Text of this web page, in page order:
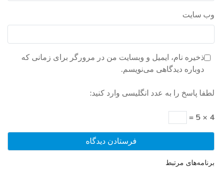
وب‌ سایت
ذخیره نام، ایمیل و وبسایت من در مرورگر برای زمانی که
دوباره دیدگاهی می‌نویسم.
لطفا پاسخ را به عدد انگلیسی وارد کنید:
4 × 5 =
برنامه‌های مرتبط